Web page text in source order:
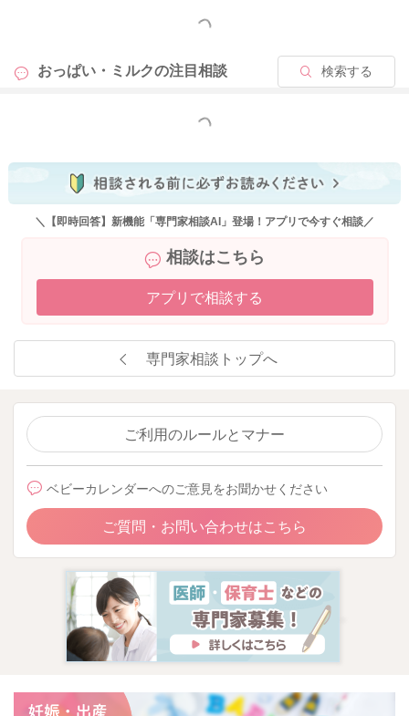
もっと見る
おっぱい・ミルクの注目相談 検索する
もっと見る
＼【即時回答】新機能「専門家相談AI」登場！アプリで今すぐ相談／
相談はこちら
アプリで相談する
専門家相談トップへ
ご利用のルールとマナー
ベビーカレンダーへのご意見をお聞かせください
ご質問・お問い合わせはこちら